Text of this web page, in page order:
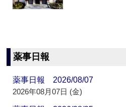
薬事日報
薬事日報 2026/08/07
2026年08月07日 (金)